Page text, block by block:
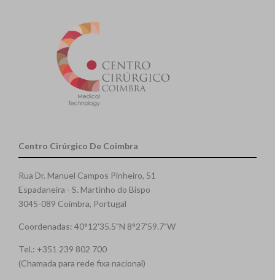
Centro Cirúrgico De Coimbra
Rua Dr. Manuel Campos Pinheiro, 51
Espadaneira - S. Martinho do Bispo
3045-089 Coimbra, Portugal
Coordenadas: 40°12'35.5"N 8°27'59.7"W
Tel.: +351 239 802 700
(Chamada para rede fixa nacional)